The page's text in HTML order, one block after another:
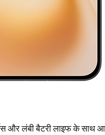
और लंबी बैटरी लाइफ के